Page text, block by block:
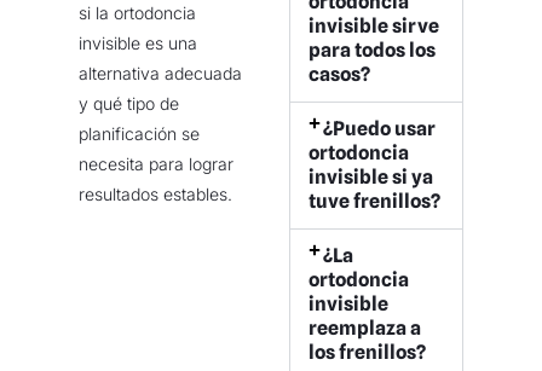
si la ortodoncia
invisible es una
alternativa adecuada
y qué tipo de
planificación se
necesita para lograr
resultados estables.
invisible sirve
para todos los
casos?
¿Puedo usar
ortodoncia
invisible si ya
tuve frenillos?
¿La
ortodoncia
invisible
reemplaza a
los frenillos?